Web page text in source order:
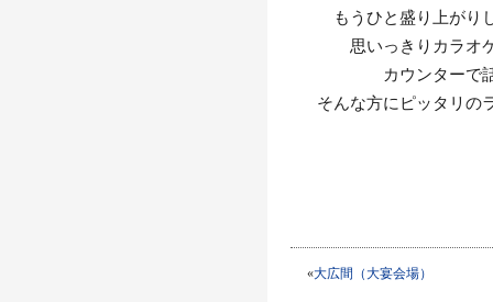
もうひと盛り上がり
思いっきりカラオ
カウンターで話
そんな方にピッタリの
«大広間（大宴会場）